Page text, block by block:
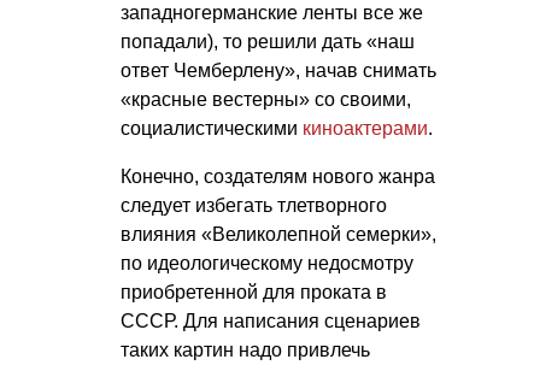
западногерманские ленты все же
попадали), то решили дать «наш
ответ Чемберлену», начав снимать
«красные вестерны» со своими,
социалистическими киноактерами.
Конечно, создателям нового жанра
следует избегать тлетворного
влияния «Великолепной семерки»,
по идеологическому недосмотру
приобретенной для проката в
СССР. Для написания сценариев
таких картин надо привлечь